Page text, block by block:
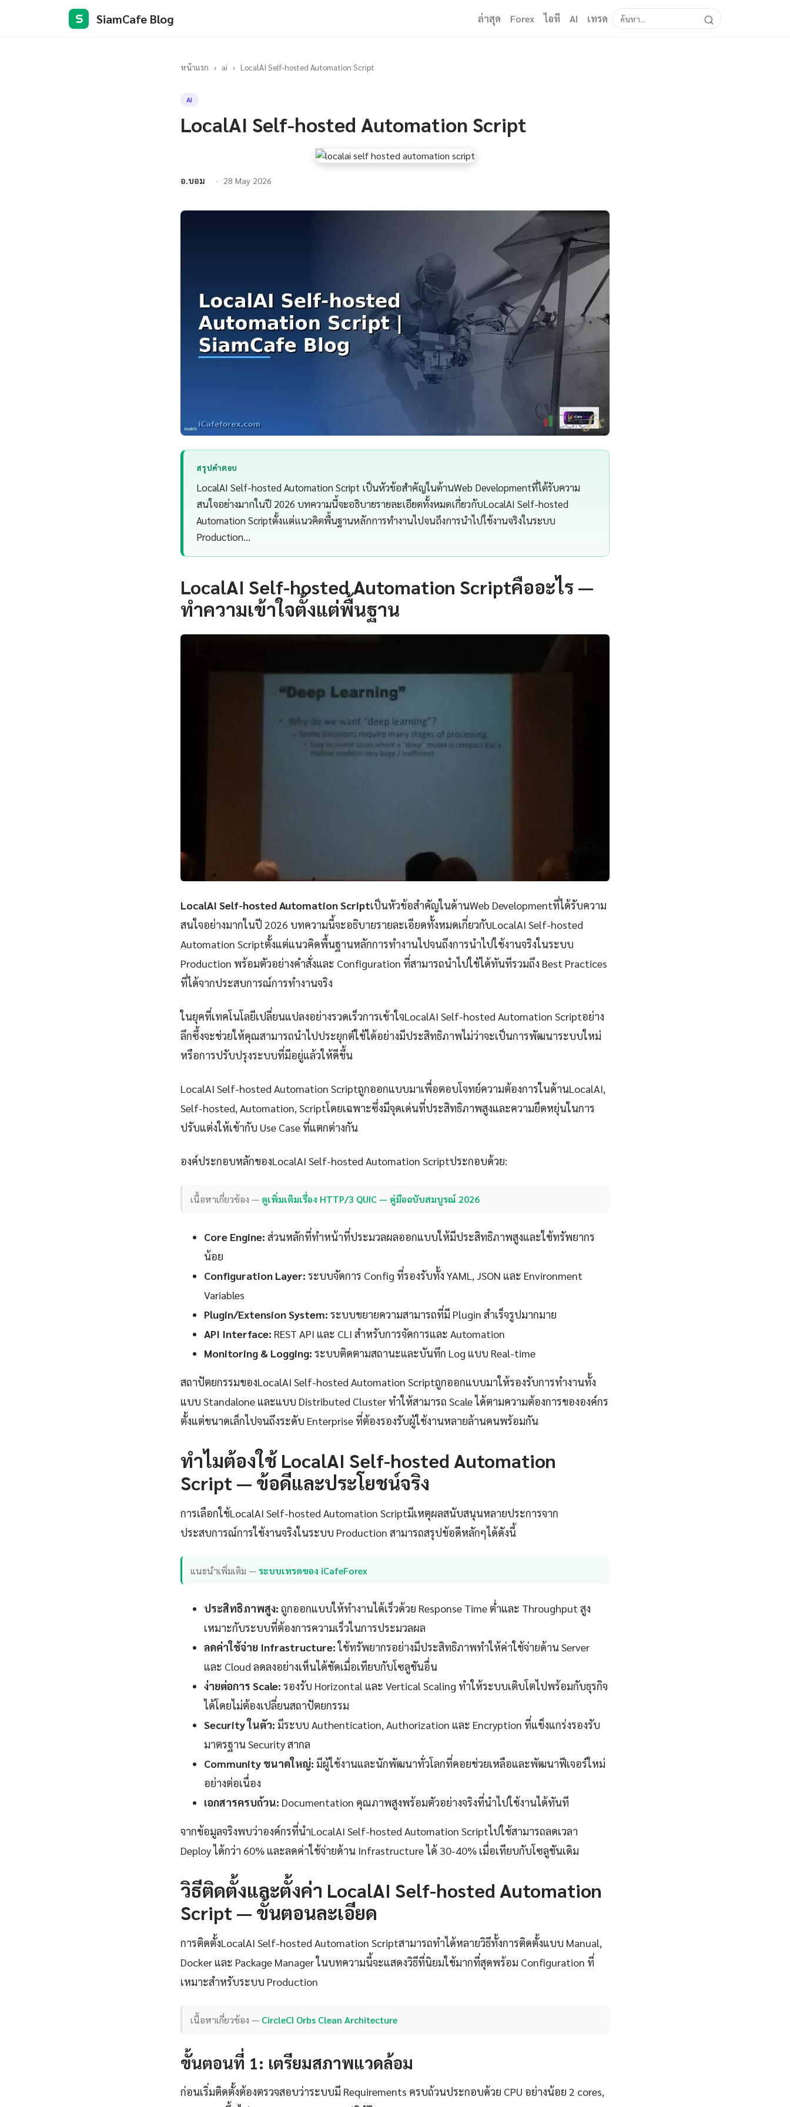
S SiamCafe Blog ล่าสุด Forex ไอที AI เทรด
หน้าแรก › ai › LocalAI Self-hosted Automation Script
AI
LocalAI Self-hosted Automation Script
อ.บอม 28 May 2026
สรุปคำตอบ
LocalAI Self-hosted Automation Script เป็นหัวข้อสำคัญในด้านWeb Developmentที่ได้รับความ
สนใจอย่างมากในปี 2026 บทความนี้จะอธิบายรายละเอียดทั้งหมดเกี่ยวกับLocalAI Self-hosted
Automation Scriptตั้งแต่แนวคิดพื้นฐานหลักการทำงานไปจนถึงการนำไปใช้งานจริงในระบบ
Production…
LocalAI Self-hosted Automation Scriptคืออะไร —
ทำความเข้าใจตั้งแต่พื้นฐาน
LocalAI Self-hosted Automation Scriptเป็นหัวข้อสำคัญในด้านWeb Developmentที่ได้รับความ
สนใจอย่างมากในปี 2026 บทความนี้จะอธิบายรายละเอียดทั้งหมดเกี่ยวกับLocalAI Self-hosted
Automation Scriptตั้งแต่แนวคิดพื้นฐานหลักการทำงานไปจนถึงการนำไปใช้งานจริงในระบบ
Production พร้อมตัวอย่างคำสั่งและ Configuration ที่สามารถนำไปใช้ได้ทันทีรวมถึง Best Practices
ที่ได้จากประสบการณ์การทำงานจริง
ในยุคที่เทคโนโลยีเปลี่ยนแปลงอย่างรวดเร็วการเข้าใจLocalAI Self-hosted Automation Scriptอย่าง
ลึกซึ้งจะช่วยให้คุณสามารถนำไปประยุกต์ใช้ได้อย่างมีประสิทธิภาพไม่ว่าจะเป็นการพัฒนาระบบใหม่
หรือการปรับปรุงระบบที่มีอยู่แล้วให้ดีขึ้น
LocalAI Self-hosted Automation Scriptถูกออกแบบมาเพื่อตอบโจทย์ความต้องการในด้านLocalAI,
Self-hosted, Automation, Scriptโดยเฉพาะซึ่งมีจุดเด่นที่ประสิทธิภาพสูงและความยืดหยุ่นในการ
ปรับแต่งให้เข้ากับ Use Case ที่แตกต่างกัน
องค์ประกอบหลักของLocalAI Self-hosted Automation Scriptประกอบด้วย:
เนื้อหาเกี่ยวข้อง — ดูเพิ่มเติมเรื่อง HTTP/3 QUIC — คู่มือฉบับสมบูรณ์ 2026
Core Engine: ส่วนหลักที่ทำหน้าที่ประมวลผลออกแบบให้มีประสิทธิภาพสูงและใช้ทรัพยากร
น้อย
Configuration Layer: ระบบจัดการ Config ที่รองรับทั้ง YAML, JSON และ Environment
Variables
Plugin/Extension System: ระบบขยายความสามารถที่มี Plugin สำเร็จรูปมากมาย
API Interface: REST API และ CLI สำหรับการจัดการและ Automation
Monitoring & Logging: ระบบติดตามสถานะและบันทึก Log แบบ Real-time
สถาปัตยกรรมของLocalAI Self-hosted Automation Scriptถูกออกแบบมาให้รองรับการทำงานทั้ง
แบบ Standalone และแบบ Distributed Cluster ทำให้สามารถ Scale ได้ตามความต้องการขององค์กร
ตั้งแต่ขนาดเล็กไปจนถึงระดับ Enterprise ที่ต้องรองรับผู้ใช้งานหลายล้านคนพร้อมกัน
ทำไมต้องใช้ LocalAI Self-hosted Automation
Script — ข้อดีและประโยชน์จริง
การเลือกใช้LocalAI Self-hosted Automation Scriptมีเหตุผลสนับสนุนหลายประการจาก
ประสบการณ์การใช้งานจริงในระบบ Production สามารถสรุปข้อดีหลักๆได้ดังนี้
แนะนำเพิ่มเติม —ระบบเทรดของ iCafeForex
ประสิทธิภาพสูง: ถูกออกแบบให้ทำงานได้เร็วด้วย Response Time ต่ำและ Throughput สูง
เหมาะกับระบบที่ต้องการความเร็วในการประมวลผล
ลดค่าใช้จ่าย Infrastructure:ใช้ทรัพยากรอย่างมีประสิทธิภาพทำให้ค่าใช้จ่ายด้าน Server
และ Cloud ลดลงอย่างเห็นได้ชัดเมื่อเทียบกับโซลูชันอื่น
ง่ายต่อการ Scale: รองรับ Horizontal และ Vertical Scaling ทำให้ระบบเติบโตไปพร้อมกับธุรกิจ
ได้โดยไม่ต้องเปลี่ยนสถาปัตยกรรม
Security ในตัว: มีระบบ Authentication, Authorization และ Encryption ที่แข็งแกร่งรองรับ
มาตรฐาน Security สากล
Community ขนาดใหญ่: มีผู้ใช้งานและนักพัฒนาทั่วโลกที่คอยช่วยเหลือและพัฒนาฟีเจอร์ใหม่
อย่างต่อเนื่อง
เอกสารครบถ้วน: Documentation คุณภาพสูงพร้อมตัวอย่างจริงที่นำไปใช้งานได้ทันที
จากข้อมูลจริงพบว่าองค์กรที่นำLocalAI Self-hosted Automation Scriptไปใช้สามารถลดเวลา
Deploy ได้กว่า 60% และลดค่าใช้จ่ายด้าน Infrastructure ได้ 30-40% เมื่อเทียบกับโซลูชันเดิม
วิธีติดตั้งและตั้งค่า LocalAI Self-hosted Automation
Script — ขั้นตอนละเอียด
การติดตั้งLocalAI Self-hosted Automation Scriptสามารถทำได้หลายวิธีทั้งการติดตั้งแบบ Manual,
Docker และ Package Manager ในบทความนี้จะแสดงวิธีที่นิยมใช้มากที่สุดพร้อม Configuration ที่
เหมาะสำหรับระบบ Production
เนื้อหาเกี่ยวข้อง — CircleCI Orbs Clean Architecture
ขั้นตอนที่ 1: เตรียมสภาพแวดล้อม
ก่อนเริ่มติดตั้งต้องตรวจสอบว่าระบบมี Requirements ครบถ้วนประกอบด้วย CPU อย่างน้อย 2 cores,